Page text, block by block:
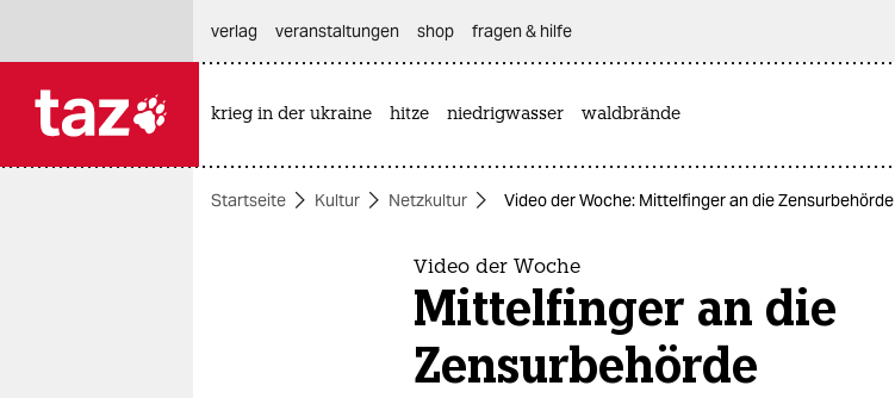
themen
verlag
veranstaltungen shop fragen & hilfe
krieg in der ukraine hitze niedrigwasser waldbrände
Startseite Kultur Netzkultur Video der Woche: Mittelfinger an die Zensurbehörde
Video der Woche
Mittelfinger an die
Zensurbehörde